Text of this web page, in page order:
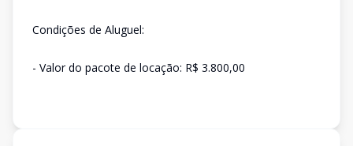
Condições de Aluguel:
- Valor do pacote de locação: R$ 3.800,00